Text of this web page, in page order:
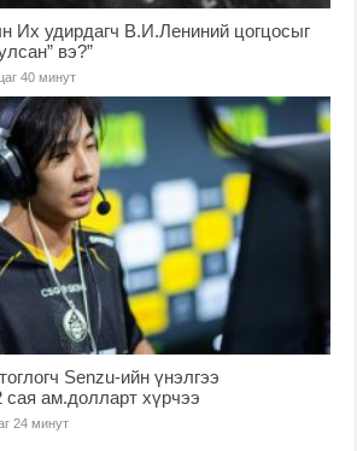
Их удирдагч В.И.Лениний цогцосыг
вэ?”
40 минут
Senzu-ийн үнэлгээ
сая ам.долларт хүрчээ
24 минут